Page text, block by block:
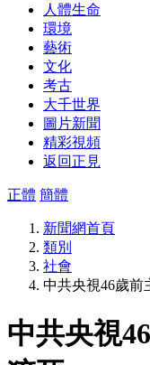
人體生命
環境
藝術
文化
考古
大千世界
圖片新聞
精彩視頻
返回正見
正體 簡體
新聞網首頁
類別
社會
中共央視46歲前
中共央視